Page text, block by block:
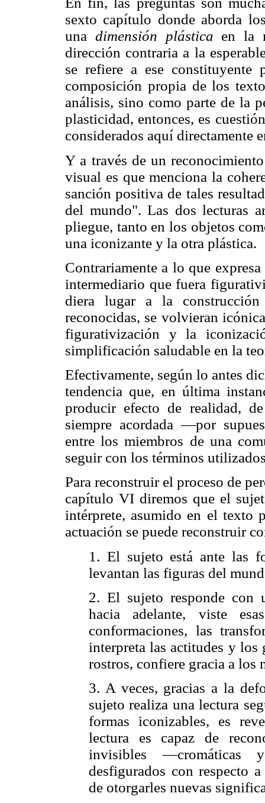
sexto capítulo donde aborda
una dimensión plástica en la
dirección contraria a la
se refiere a ese
composición propia de los
análisis, sino como parte de la
plasticidad, entonces, es
considerados aquí directamente
Y a través de un
visual es que menciona la
sanción positiva de tales
del mundo". Las dos lecturas
pliegue, tanto en los objetos
una iconizante y la otra plástica.
Contrariamente a lo que
intermediario que fuera
diera lugar a la
reconocidas, se volvieran
figurativización y la
simplificación saludable en la
Efectivamente, según lo antes
tendencia que, en última
producir efecto de realidad,
siempre acordada —por
entre los miembros de una
seguir con los términos
Para reconstruir el proceso de
capítulo VI diremos que el
intérprete, asumido en el texto
actuación se puede reconstruir
1. El sujeto está ante las
levantan las figuras del
2. El sujeto responde con
hacia adelante, viste
conformaciones, las
interpreta las actitudes y los
rostros, confiere gracia a los
3. A veces, gracias a la
sujeto realiza una lectura
formas iconizables, es
lectura es capaz de
invisibles —cromáticas
desfigurados con respecto
de otorgarles nuevas